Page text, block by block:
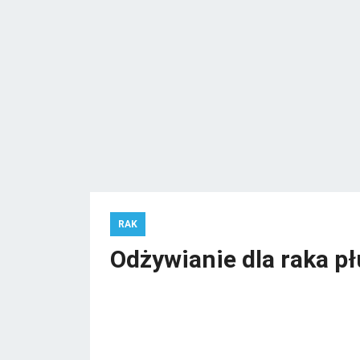
RAK
Odżywianie dla raka